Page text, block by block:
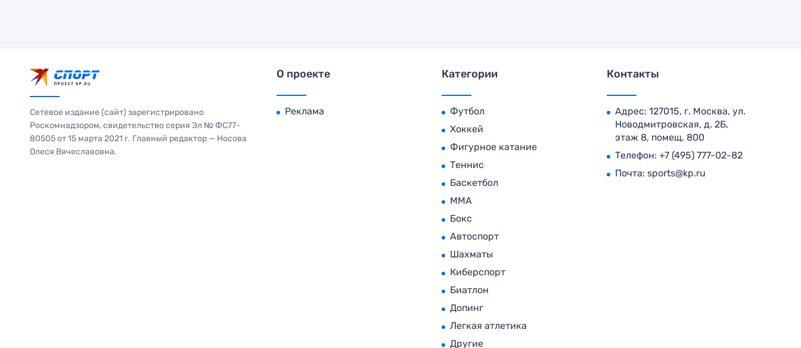
Сетевое издание (сайт) зарегистрировано
Роскомнадзором, свидетельство серия Эл № ФС77-
80505 от 15 марта 2021 г. Главный редактор — Носова
Олеся Вячеславовна.
О проекте
Реклама
Категории
Футбол
Хоккей
Фигурное катание
Теннис
Баскетбол
MMA
Бокс
Автоспорт
Шахматы
Киберспорт
Биатлон
Допинг
Легкая атлетика
Другие
Контакты
Адрес: 127015, г. Москва, ул.
Новодмитровская, д. 2Б,
этаж 8, помещ. 800
Телефон: +7 (495) 777-02-82
Почта: sports@kp.ru